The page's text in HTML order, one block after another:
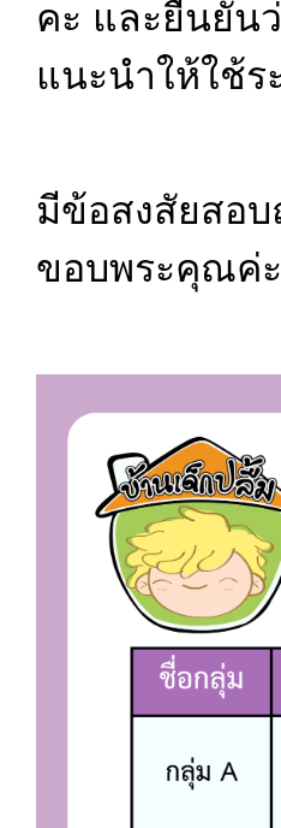
คะ และยืนยัน
แนะนำให้ใช้
มีข้อสงสัยสอบ
ขอบพระคุณค่ะ